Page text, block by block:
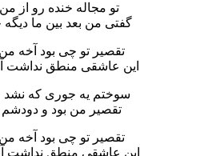
تو مجاله خنده رو از
گفتی من بعد بین ما
تقصیر تو چی بود آخه
این عاشقی منطق نداشت
سوختم یه جوری که نشد
تقصیر من بود و
تقصیر تو چی بود آخه
این عاشقی منطق نداشت